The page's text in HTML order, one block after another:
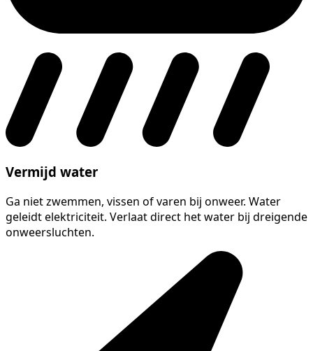
Vermijd water
Ga niet zwemmen, vissen of varen bij onweer. Water
geleidt elektriciteit. Verlaat direct het water bij dreigende
onweersluchten.